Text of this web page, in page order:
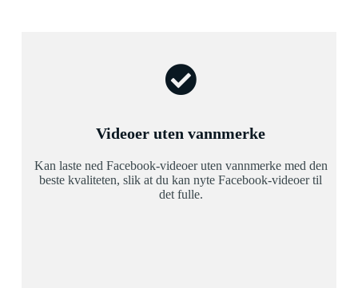
Videoer uten vannmerke
Kan laste ned Facebook-videoer uten vannmerke med den
beste kvaliteten, slik at du kan nyte Facebook-videoer til
det fulle.